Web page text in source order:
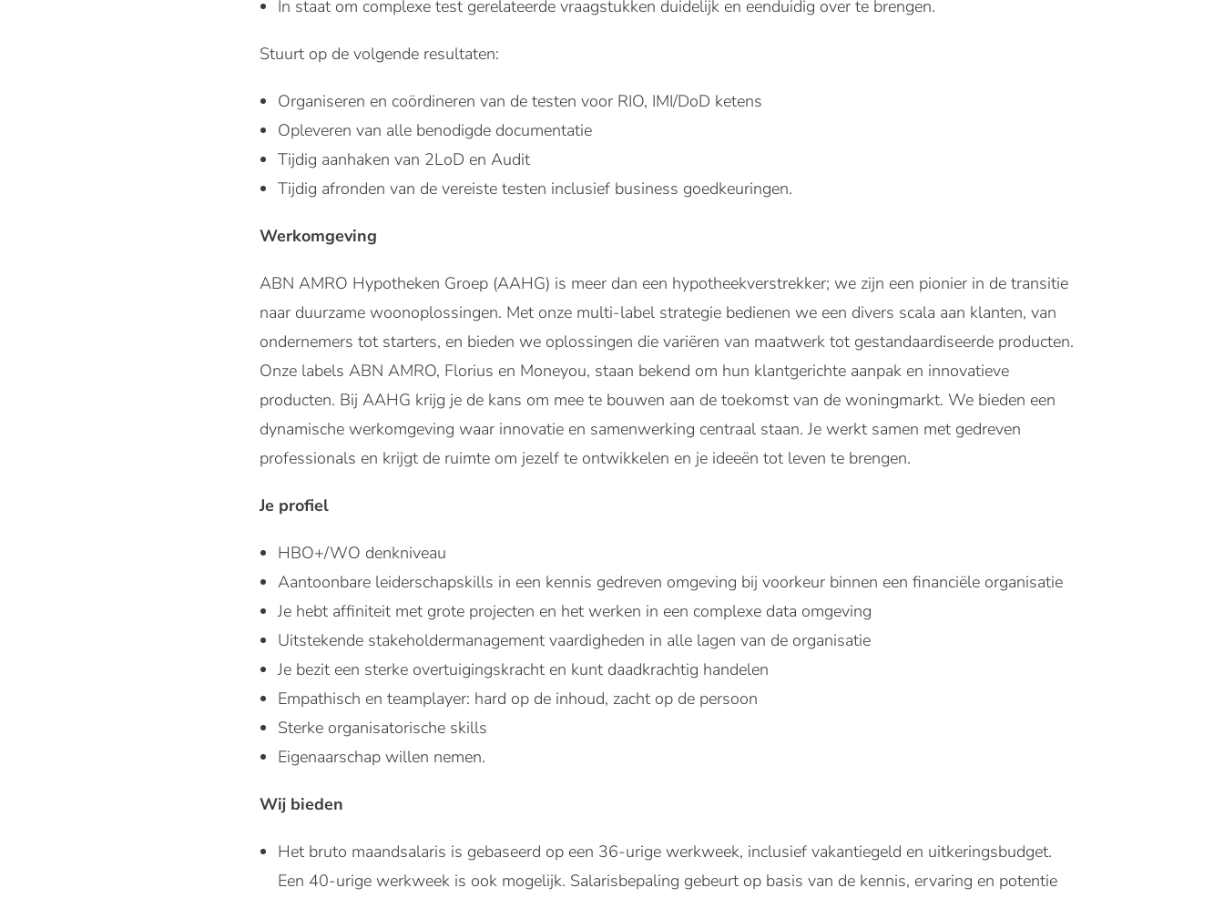
In staat om complexe test gerelateerde vraagstukken duidelijk en eenduidig over te brengen.
Stuurt op de volgende resultaten:
Organiseren en coördineren van de testen voor RIO, IMI/DoD ketens
Opleveren van alle benodigde documentatie
Tijdig aanhaken van 2LoD en Audit
Tijdig afronden van de vereiste testen inclusief business goedkeuringen.
Werkomgeving
ABN AMRO Hypotheken Groep (AAHG) is meer dan een hypotheekverstrekker; we zijn een pionier in de transitie
naar duurzame woonoplossingen. Met onze multi-label strategie bedienen we een divers scala aan klanten, van
ondernemers tot starters, en bieden we oplossingen die variëren van maatwerk tot gestandaardiseerde producten.
Onze labels ABN AMRO, Florius en Moneyou, staan bekend om hun klantgerichte aanpak en innovatieve
producten. Bij AAHG krijg je de kans om mee te bouwen aan de toekomst van de woningmarkt. We bieden een
dynamische werkomgeving waar innovatie en samenwerking centraal staan. Je werkt samen met gedreven
professionals en krijgt de ruimte om jezelf te ontwikkelen en je ideeën tot leven te brengen.
Je profiel
HBO+/WO denkniveau
Aantoonbare leiderschapskills in een kennis gedreven omgeving bij voorkeur binnen een financiële organisatie
Je hebt affiniteit met grote projecten en het werken in een complexe data omgeving
Uitstekende stakeholdermanagement vaardigheden in alle lagen van de organisatie
Je bezit een sterke overtuigingskracht en kunt daadkrachtig handelen
Empathisch en teamplayer: hard op de inhoud, zacht op de persoon
Sterke organisatorische skills
Eigenaarschap willen nemen.
Wij bieden
Het bruto maandsalaris is gebaseerd op een 36-urige werkweek, inclusief vakantiegeld en uitkeringsbudget.
Een 40-urige werkweek is ook mogelijk. Salarisbepaling gebeurt op basis van de kennis, ervaring en potentie